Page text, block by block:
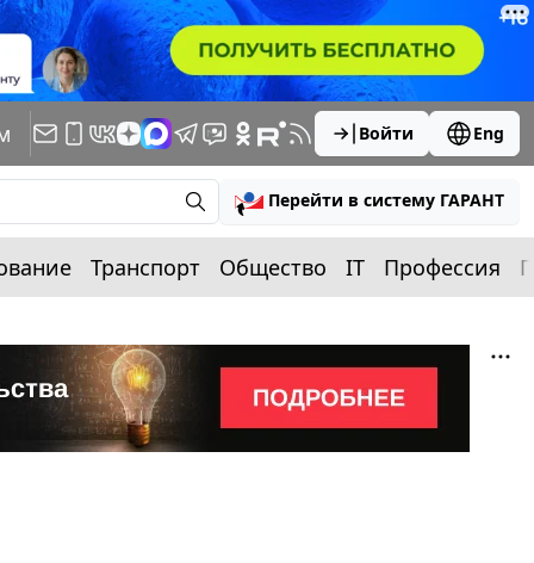
Войти Eng
Перейти в систему ГАРАНТ
Транспорт Общество IT Профессия